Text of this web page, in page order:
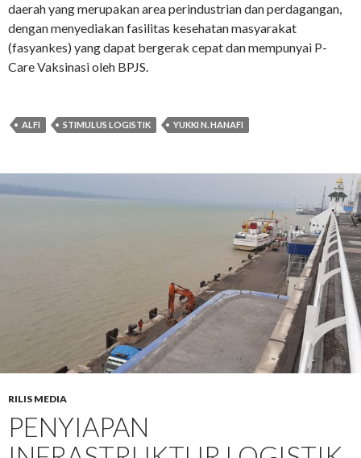
daerah yang merupakan area perindustrian dan perdagangan,
dengan menyediakan fasilitas kesehatan masyarakat
(fasyankes) yang dapat bergerak cepat dan mempunyai P-
Care Vaksinasi oleh BPJS.
ALFI STIMULUS LOGISTIK YUKKI N. HANAFI
RILIS MEDIA
PENYIAPAN